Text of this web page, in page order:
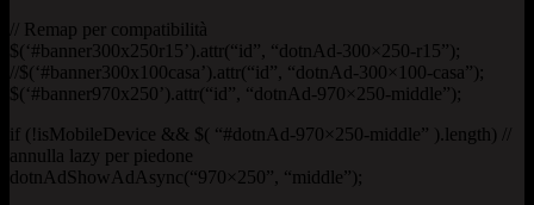
// Remap per compatibilità
$(‘#banner300x250r15’).attr(“id”, “dotnAd-300×250-r15”);
//$(‘#banner300x100casa’).attr(“id”, “dotnAd-300×100-casa”);
$(‘#banner970x250’).attr(“id”, “dotnAd-970×250-middle”);
if (!isMobileDevice && $( “#dotnAd-970×250-middle” ).length) //
annulla lazy per piedone
dotnAdShowAdAsync(“970×250”, “middle”);